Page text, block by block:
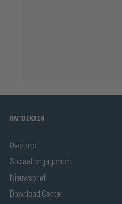
ONTDEKKEN
Over ons
Sociaal engagement
Nieuwsbrief
Download Center